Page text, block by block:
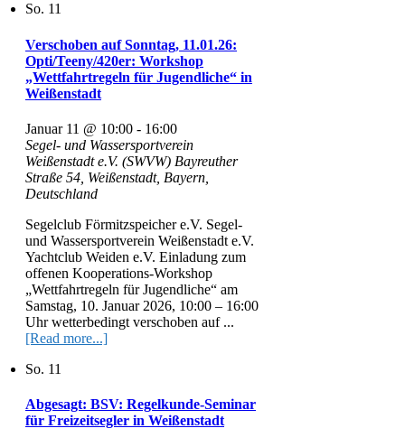
So. 11
Verschoben auf Sonntag, 11.01.26:
Opti/Teeny/420er: Workshop
„Wettfahrtregeln für Jugendliche“ in
Weißenstadt
Januar 11 @ 10:00 - 16:00
Segel- und Wassersportverein
Weißenstadt e.V. (SWVW) Bayreuther
Straße 54, Weißenstadt, Bayern,
Deutschland
Segelclub Förmitzspeicher e.V. Segel-
und Wassersportverein Weißenstadt e.V.
Yachtclub Weiden e.V. Einladung zum
offenen Kooperations-Workshop
„Wettfahrtregeln für Jugendliche“ am
Samstag, 10. Januar 2026, 10:00 – 16:00
Uhr wetterbedingt verschoben auf ...
[Read more...]
So. 11
Abgesagt: BSV: Regelkunde-Seminar
für Freizeitsegler in Weißenstadt